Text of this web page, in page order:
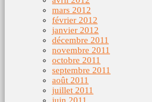
mars 2012
février 2012
janvier 2012
décembre 2011
novembre 2011
octobre 2011
septembre 2011
août 2011
juillet 2011